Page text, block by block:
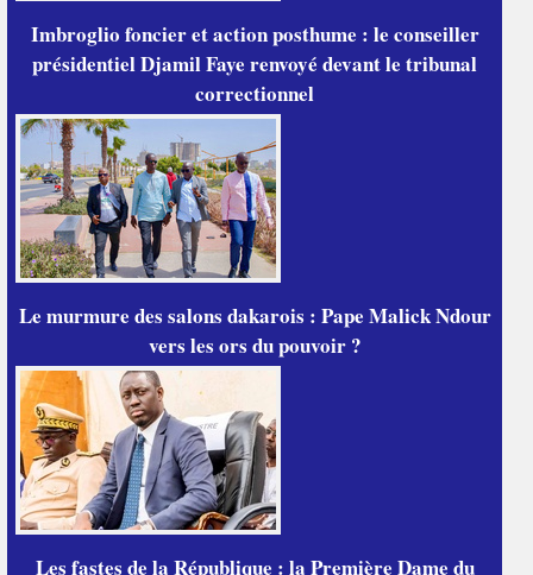
Imbroglio foncier et action posthume : le conseiller
présidentiel Djamil Faye renvoyé devant le tribunal
correctionnel
Le murmure des salons dakarois : Pape Malick Ndour
vers les ors du pouvoir ?
Les fastes de la République : la Première Dame du